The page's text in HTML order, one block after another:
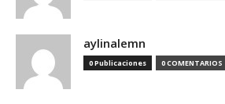
aylinalemn
0 Publicaciones 0 COMENTARIOS